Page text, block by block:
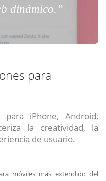
dinámico.”
para
para iPhone, Android,
la creatividad, la
de usuario.
móviles más extendido del